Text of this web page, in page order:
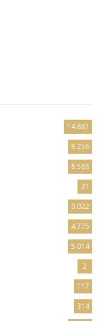
14.881
8.256
8.588
31
9.022
4.775
5.014
2
117
314